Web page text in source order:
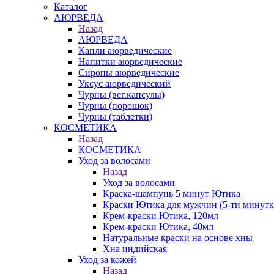
Каталог
АЮРВЕДА
Назад
АЮРВЕДА
Капли аюрведические
Напитки аюрведические
Сиропы аюрведические
Уксус аюрведический
Чурны (вег.капсулы)
Чурны (порошок)
Чурны (таблетки)
КОСМЕТИКА
Назад
КОСМЕТИКА
Уход за волосами
Назад
Уход за волосами
Краска-шампунь 5 минут Ютика
Краски Ютика для мужчин (5-ти
Крем-краски Ютика, 120мл
Крем-краски Ютика, 40мл
Натуральные краски на основе хны
Хна индийская
Уход за кожей
Назад